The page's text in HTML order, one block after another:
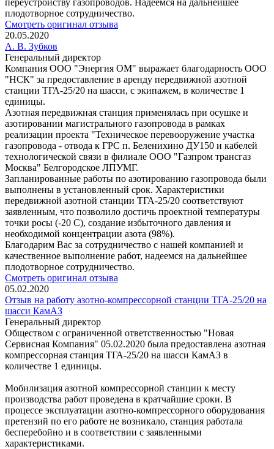
плодотворное сотрудничество.
Смотреть оригинал отзыва
20.05.2020
А. В. Зубков
Генеральный директор
Компания ООО "Энергия ОМ" выражает благодарность ООО
"НСК" за предоставление в аренду передвижной азотной
станции ТГА-25/20 на шасси, с экипажем, в количестве 1
единицы.
Азотная передвижная станция применялась при осушке и
азотировании магистрального газопровода в рамках
реализации проекта "Техническое перевооружение участка
газопровода - отвода к ГРС п. Беленихино ДУ150 и кабелей
технологической связи в филиале ООО "Газпром трансгаз
Москва" Белгородское ЛПУМГ.
Запланированные работы по азотированию газопровода были
выполнены в установленный срок. Характеристики
передвижной азотной станции ТГА-25/20 соответствуют
заявленным, что позволило достичь проектной температуры
точки росы (-20 С), создание избыточного давления и
необходимой концентрации азота (98%).
Благодарим Вас за сотрудничество с нашей компанией и
качественное выполнение работ, надеемся на дальнейшее
плодотворное сотрудничество.
Смотреть оригинал отзыва
05.02.2020
Отзыв на работу азотно-компрессорной станции ТГА-25/20 на
шасси КамАЗ
Генеральный директор
Обществом с ограниченной ответственностью "Новая
Сервисная Компания" 05.02.2020 была предоставлена азотная
компрессорная станция ТГА-25/20 на шасси КамАЗ в
количестве 1 единицы.
Мобилизация азотной компрессорной станции к месту
производства работ проведена в кратчайшие сроки. В
процессе эксплуатации азотно-компрессорного оборудования
претензий по его работе не возникало, станция работала
бесперебойно и в соответствии с заявленными
характеристиками.